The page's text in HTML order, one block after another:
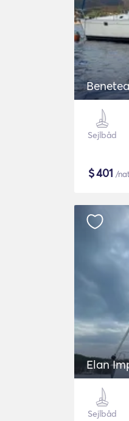
Sejlbåd
$401 /
Elan
Sejlbåd